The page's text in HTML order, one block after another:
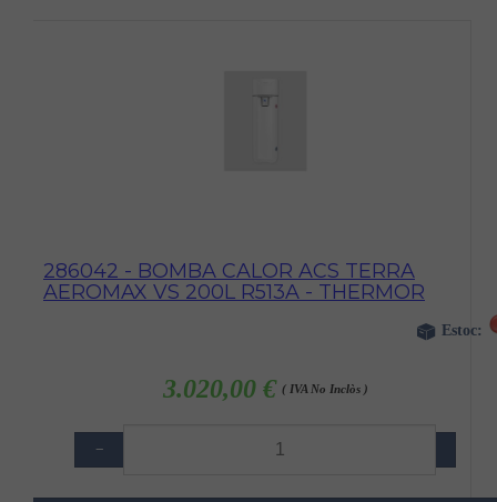
286042 - BOMBA CALOR ACS TERRA
AEROMAX VS 200L R513A - THERMOR
Estoc:
3.020,00 € ( IVA No Inclòs )
−